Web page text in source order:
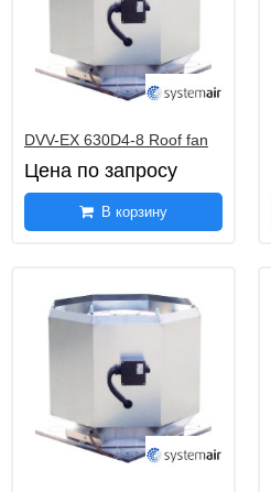
DVV-EX 630D4-8 Roof fan
Цена по запросу
В корзину